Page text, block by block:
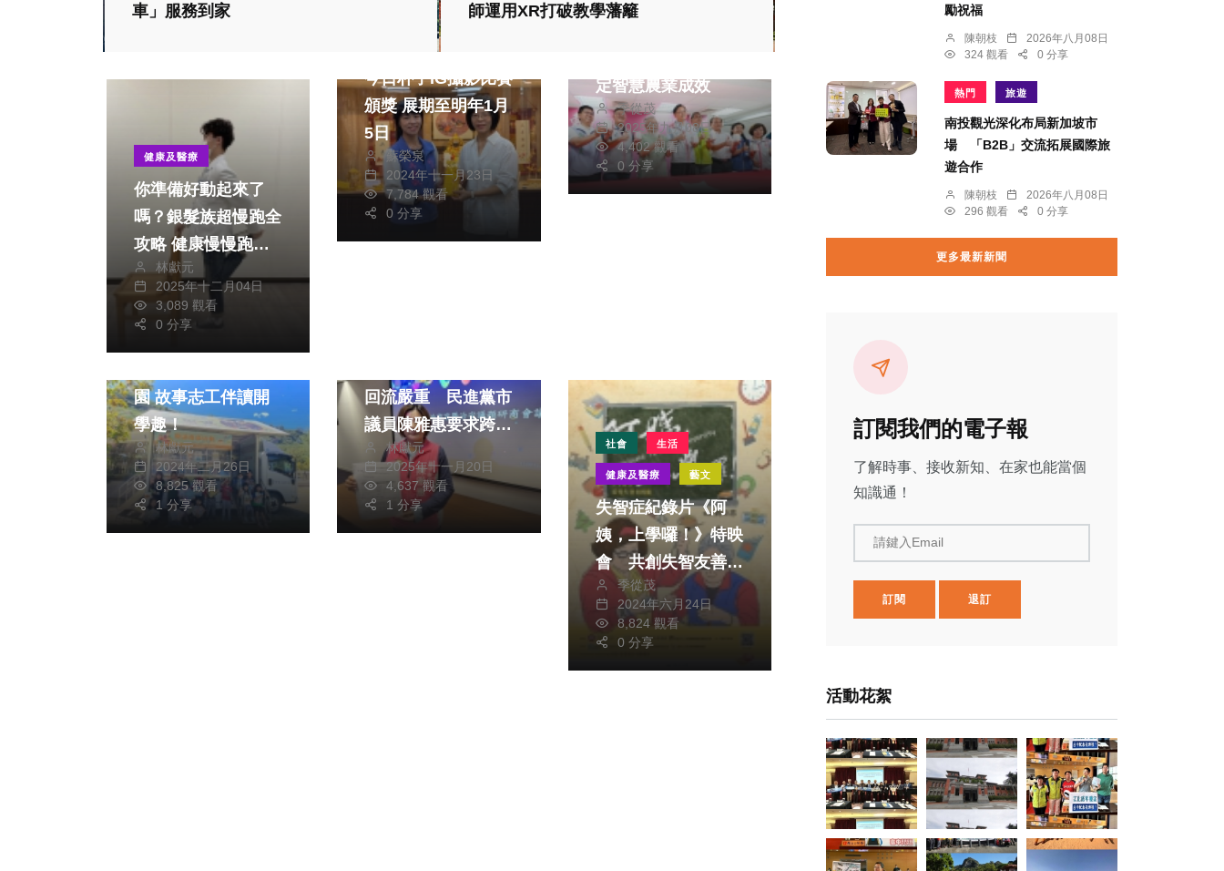
車」服務到家
師運用XR打破教學藩籬
健康及醫療
你準備好動起來了
嗎？銀髮族超慢跑全
攻略 健康慢慢跑出
來！林獻元
2025年十二月04日
3,089 觀看
0 分享
生活
今日朴子IG攝影比賽
頒獎 展期至明年1月
5日
蘇榮泉
2024年十一月23日
7,784 觀看
0 分享
定智慧農業成效
季從茂
2025年九月08日
4,402 觀看
0 分享
園 故事志工伴讀開
學趣！
林獻元
2024年二月26日
8,825 觀看
1 分享
回流嚴重 民進黨市
議員陳雅惠要求跨局
處強勢介入
林獻元
2025年十一月20日
4,637 觀看
1 分享
社會 生活
健康及醫療 藝文
失智症紀錄片《阿
姨，上學囉！》特映
會 共創失智友善未
來
季從茂
2024年六月24日
8,824 觀看
0 分享
勵祝福
陳朝枝
2026年八月08日
324 觀看
0 分享
熱門 旅遊
南投觀光深化布局新加坡市
場 「B2B」交流拓展國際旅
遊合作
陳朝枝
2026年八月08日
296 觀看
0 分享
更多最新新聞
訂閱我們的電子報
了解時事、接收新知、在家也能當個
知識通！
請鍵入Email
訂閱 退訂
活動花絮